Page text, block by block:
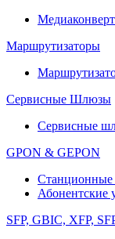
Маршрутизаторы
Сервисные Шлюзы
Сервисные
GPON & GEPON
Абонентские
SFP, GBIC, XFP,